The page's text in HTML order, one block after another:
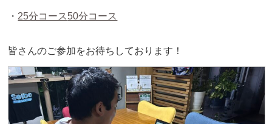
・ 25分コース 50分コース
皆さんのご参加をお待ちしております！